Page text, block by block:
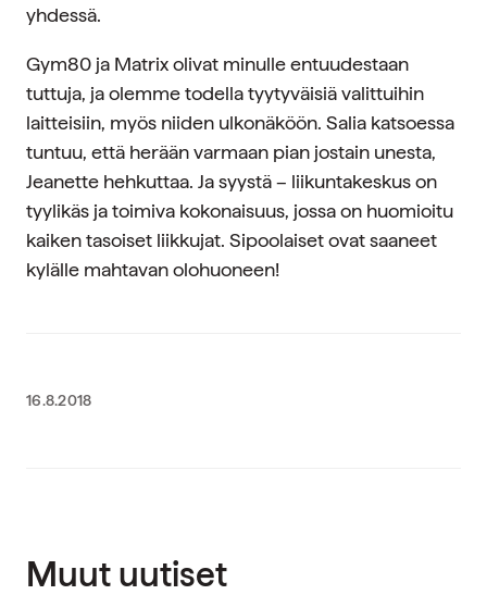
yhdessä.
Gym80 ja Matrix olivat minulle entuudestaan
tuttuja, ja olemme todella tyytyväisiä valittuihin
laitteisiin, myös niiden ulkonäköön. Salia katsoessa
tuntuu, että herään varmaan pian jostain unesta,
Jeanette hehkuttaa. Ja syystä – liikuntakeskus on
tyylikäs ja toimiva kokonaisuus, jossa on huomioitu
kaiken tasoiset liikkujat. Sipoolaiset ovat saaneet
kylälle mahtavan olohuoneen!
16.8.2018
Muut uutiset